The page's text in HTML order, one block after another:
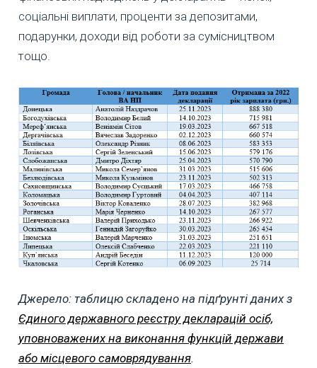
соціальні виплати, проценти за депозитами,
подарунки, доходи від роботи за сумісництвом
тощо.
Джерело: таблицю складено на підґрунті даних з
Єдиного державного реєстру декларацій осіб,
уповноважених на виконання функцій держави
або місцевого самоврядування.